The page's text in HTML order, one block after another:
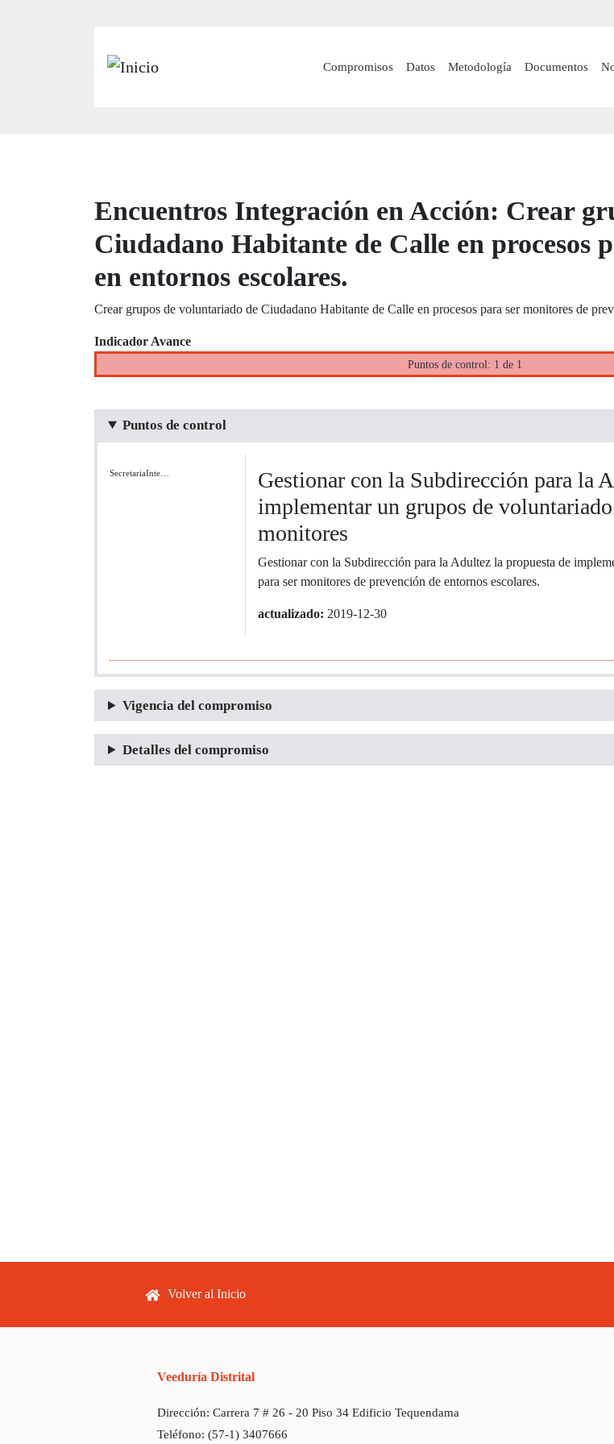
principal
Main navigation
Compromisos Datos Metodología Documentos
Encuentros Integración en Acción: Crear
Ciudadano Habitante de Calle en procesos
en entornos escolares.
Crear grupos de voluntariado de Ciudadano Habitante de Calle en procesos para ser monitores de
Indicador Avance
Puntos de control: 1 de 1
Puntos de control
SecretariaInte…
Gestionar con la Subdirección para la
implementar un grupos de
monitores
Gestionar con la Subdirección para la Adultez la propuesta de
para ser monitores de prevención de entornos escolares.
actualizado: 2019-12-30
Vigencia del compromiso
Detalles del compromiso
Footer menu
Volver al Inicio
Veeduría Distrital
Dirección: Carrera 7 # 26 - 20 Piso 34 Edificio Tequendama
Teléfono: (57-1) 3407666